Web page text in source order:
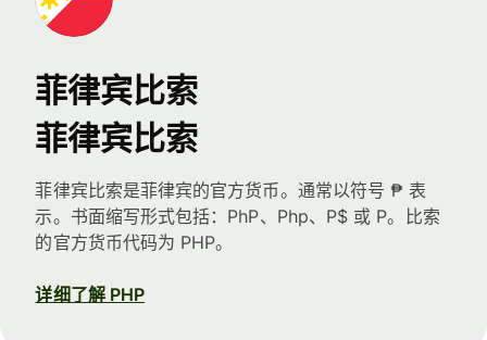
菲律宾比索
菲律宾比索
菲律宾比索是菲律宾的官方货币。通常以符号 ₱ 表
示。书面缩写形式包括：PhP、Php、P$ 或 P。比索
的官方货币代码为 PHP。
详细了解 PHP